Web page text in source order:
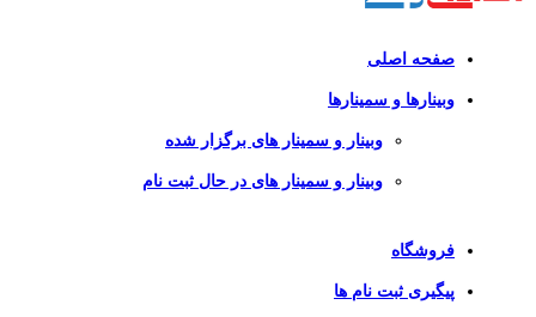
صفحه اصلی
وبینارها و سمینارها
وبینار و سمینار های برگزار شده
وبینار و سمینار های در حال ثبت نام
فروشگاه
پیگیری ثبت نام ها